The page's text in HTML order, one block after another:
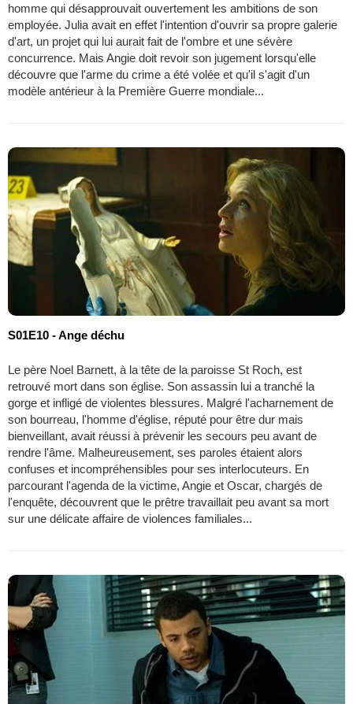
homme qui désapprouvait ouvertement les ambitions de son
employée. Julia avait en effet l'intention d'ouvrir sa propre galerie
d'art, un projet qui lui aurait fait de l'ombre et une sévère
concurrence. Mais Angie doit revoir son jugement lorsqu'elle
découvre que l'arme du crime a été volée et qu'il s'agit d'un
modèle antérieur à la Première Guerre mondiale...
S01E10 - Ange déchu
Le père Noel Barnett, à la tête de la paroisse St Roch, est
retrouvé mort dans son église. Son assassin lui a tranché la
gorge et infligé de violentes blessures. Malgré l'acharnement de
son bourreau, l'homme d'église, réputé pour être dur mais
bienveillant, avait réussi à prévenir les secours peu avant de
rendre l'âme. Malheureusement, ses paroles étaient alors
confuses et incompréhensibles pour ses interlocuteurs. En
parcourant l'agenda de la victime, Angie et Oscar, chargés de
l'enquête, découvrent que le prêtre travaillait peu avant sa mort
sur une délicate affaire de violences familiales...